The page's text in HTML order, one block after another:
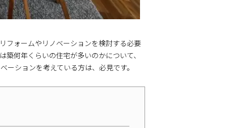
フォームやリノベーションを検討する必要
何年くらいの住宅が多いのかについて、
ションを考えている方は、必見です。